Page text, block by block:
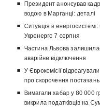
Президент анонсував
водою в Марганці: деталі
Ситуація в енергосистемі:
Укренерго 7 серпня
Частина Львова
аварійне відключення
У Єврокомісії
про скорочення
Вимагали хабар у 80 000
викрила податківців на